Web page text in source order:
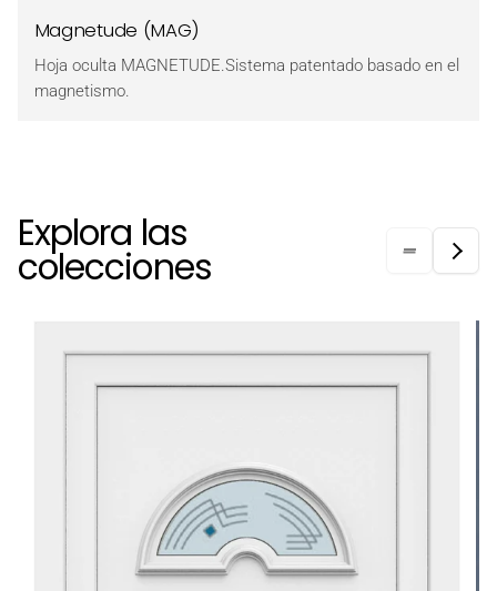
Magnetude (MAG)
Hoja oculta MAGNETUDE.Sistema patentado basado en el
magnetismo.
Explora las
colecciones